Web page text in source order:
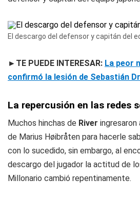
El descargo del defensor y capitán del
►TE PUEDE INTERESAR: La peor
confirmó la lesión de Sebastián
La repercusión en las redes
Muchos hinchas de River
de Marius Høibråten para hacerle
con lo sucedido, sin embargo, al
descargo del jugador la actitud de
Millonario cambió repentinamente.